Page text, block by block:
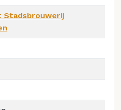
Stadsbrouwerij